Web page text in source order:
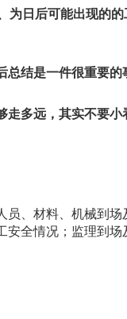
为日后可能出现的
结是一件很重要的
多远，其实不要
、材料、机械到
全情况；监理到